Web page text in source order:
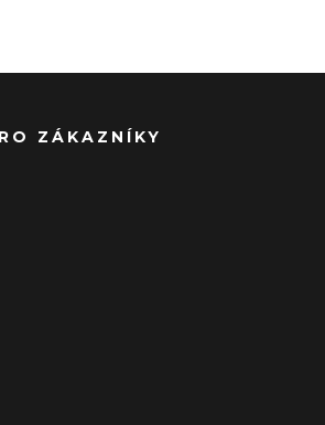
ZÁKAZNÍKY